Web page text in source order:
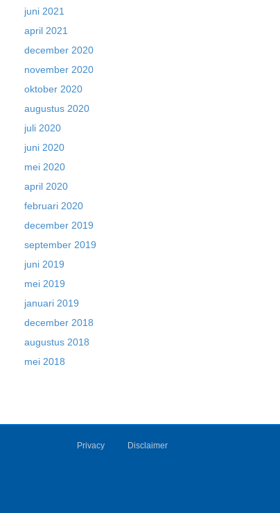
juni 2021
april 2021
december 2020
november 2020
oktober 2020
augustus 2020
juli 2020
juni 2020
mei 2020
april 2020
februari 2020
december 2019
september 2019
juni 2019
mei 2019
januari 2019
december 2018
augustus 2018
mei 2018
Privacy Disclaimer